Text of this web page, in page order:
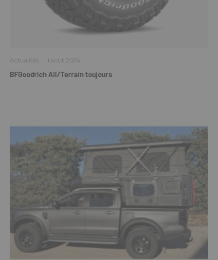
Actualités · 1 août 2026
BFGoodrich All/Terrain toujours